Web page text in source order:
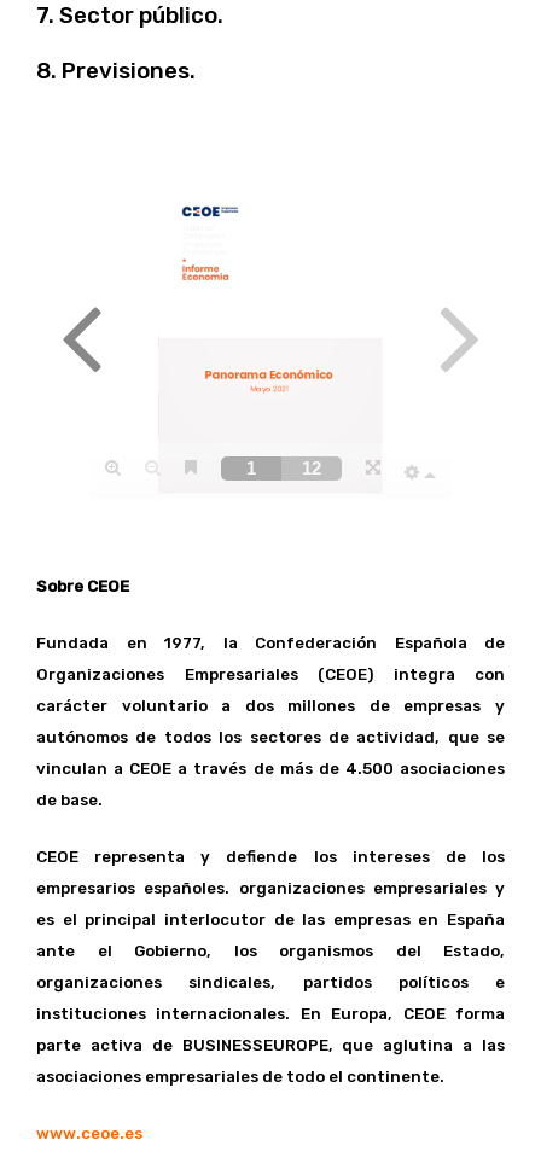
7. Sector público.
8. Previsiones.
Sobre CEOE
Fundada en 1977, la Confederación Española de
Organizaciones Empresariales (CEOE) integra con
carácter voluntario a dos millones de empresas y
autónomos de todos los sectores de actividad, que se
vinculan a CEOE a través de más de 4.500 asociaciones
de base.
CEOE representa y defiende los intereses de los
empresarios españoles. organizaciones empresariales y
es el principal interlocutor de las empresas en España
ante el Gobierno, los organismos del Estado,
organizaciones sindicales, partidos políticos e
instituciones internacionales. En Europa, CEOE forma
parte activa de BUSINESSEUROPE, que aglutina a las
asociaciones empresariales de todo el continente.
www.ceoe.es